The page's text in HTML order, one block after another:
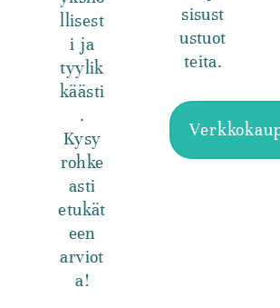
llisest
i ja
tyylik
käästi
.
Kysy
rohke
asti
etukät
een
arviot
a!
sisust
ustuot
teita.